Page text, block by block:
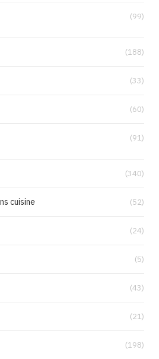
(99)
(188)
(33)
(60)
(91)
(340)
cuisine (52)
(24)
(5)
(43)
(21)
(198)